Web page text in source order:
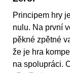
Principem hry
nulu. Na první
pěkné zpětné
že je hra
na spolupráci.